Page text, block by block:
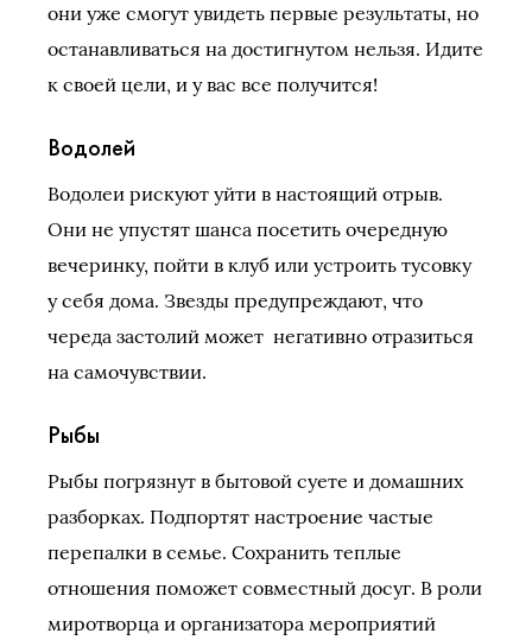
они уже смогут увидеть первые результаты, но
останавливаться на достигнутом нельзя. Идите
к своей цели, и у вас все получится!
Водолей
Водолеи рискуют уйти в настоящий отрыв.
Они не упустят шанса посетить очередную
вечеринку, пойти в клуб или устроить тусовку
у себя дома. Звезды предупреждают, что
череда застолий может негативно отразиться
на самочувствии.
Рыбы
Рыбы погрязнут в бытовой суете и домашних
разборках. Подпортят настроение частые
перепалки в семье. Сохранить теплые
отношения поможет совместный досуг. В роли
миротворца и организатора мероприятий